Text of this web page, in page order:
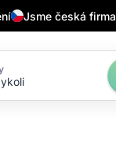
Jsme česká firma